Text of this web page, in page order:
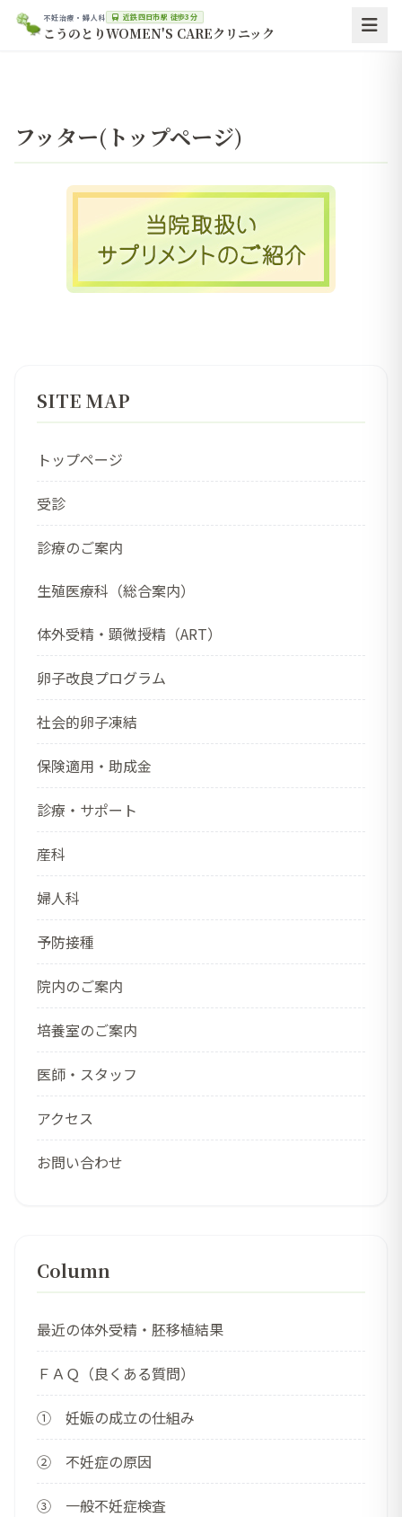
不妊治療・婦人科 近鉄四日市駅 徒歩3分
こうのとりWOMEN'S CAREクリニック
フッター(トップページ)
SITE MAP
トップページ
受診
診療のご案内
生殖医療科（総合案内）
体外受精・顕微授精（ART）
卵子改良プログラム
社会的卵子凍結
保険適用・助成金
診療・サポート
産科
婦人科
予防接種
院内のご案内
培養室のご案内
医師・スタッフ
アクセス
お問い合わせ
Column
最近の体外受精・胚移植結果
ＦＡＱ（良くある質問）
① 妊娠の成立の仕組み
② 不妊症の原因
③ 一般不妊症検査